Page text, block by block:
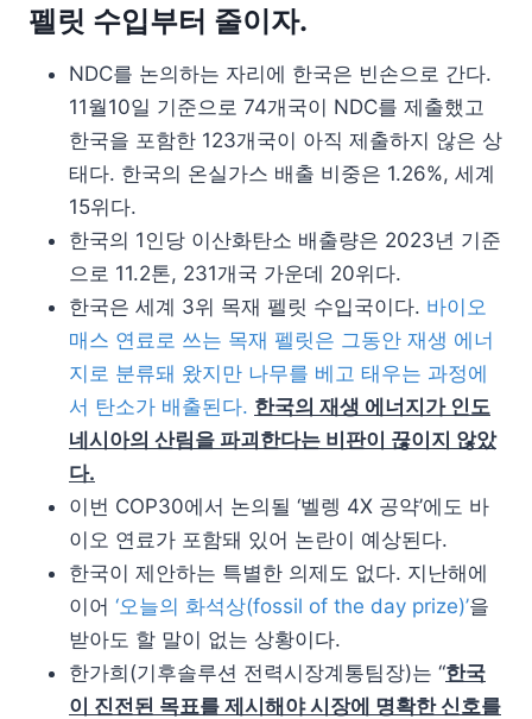
펠릿 수입부터 줄이자.
NDC를 논의하는 자리에 한국은 빈손으로 간다.
11월10일 기준으로 74개국이 NDC를 제출했고
한국을 포함한 123개국이 아직 제출하지 않은 상
태다. 한국의 온실가스 배출 비중은 1.26%, 세계
15위다.
한국의 1인당 이산화탄소 배출량은 2023년 기준
으로 11.2톤, 231개국 가운데 20위다.
한국은 세계 3위 목재 펠릿 수입국이다. 바이오
매스 연료로 쓰는 목재 펠릿은 그동안 재생 에너
지로 분류돼 왔지만 나무를 베고 태우는 과정에
서 탄소가 배출된다. 한국의 재생 에너지가 인도
네시아의 산림을 파괴한다는 비판이 끊이지 않았
다.
이번 COP30에서 논의될 ‘벨렝 4X 공약’에도 바
이오 연료가 포함돼 있어 논란이 예상된다.
한국이 제안하는 특별한 의제도 없다. 지난해에
이어 ‘오늘의 화석상(fossil of the day prize)’을
받아도 할 말이 없는 상황이다.
한가희(기후솔루션 전력시장계통팀장)는 “한국
이 진전된 목표를 제시해야 시장에 명확한 신호를